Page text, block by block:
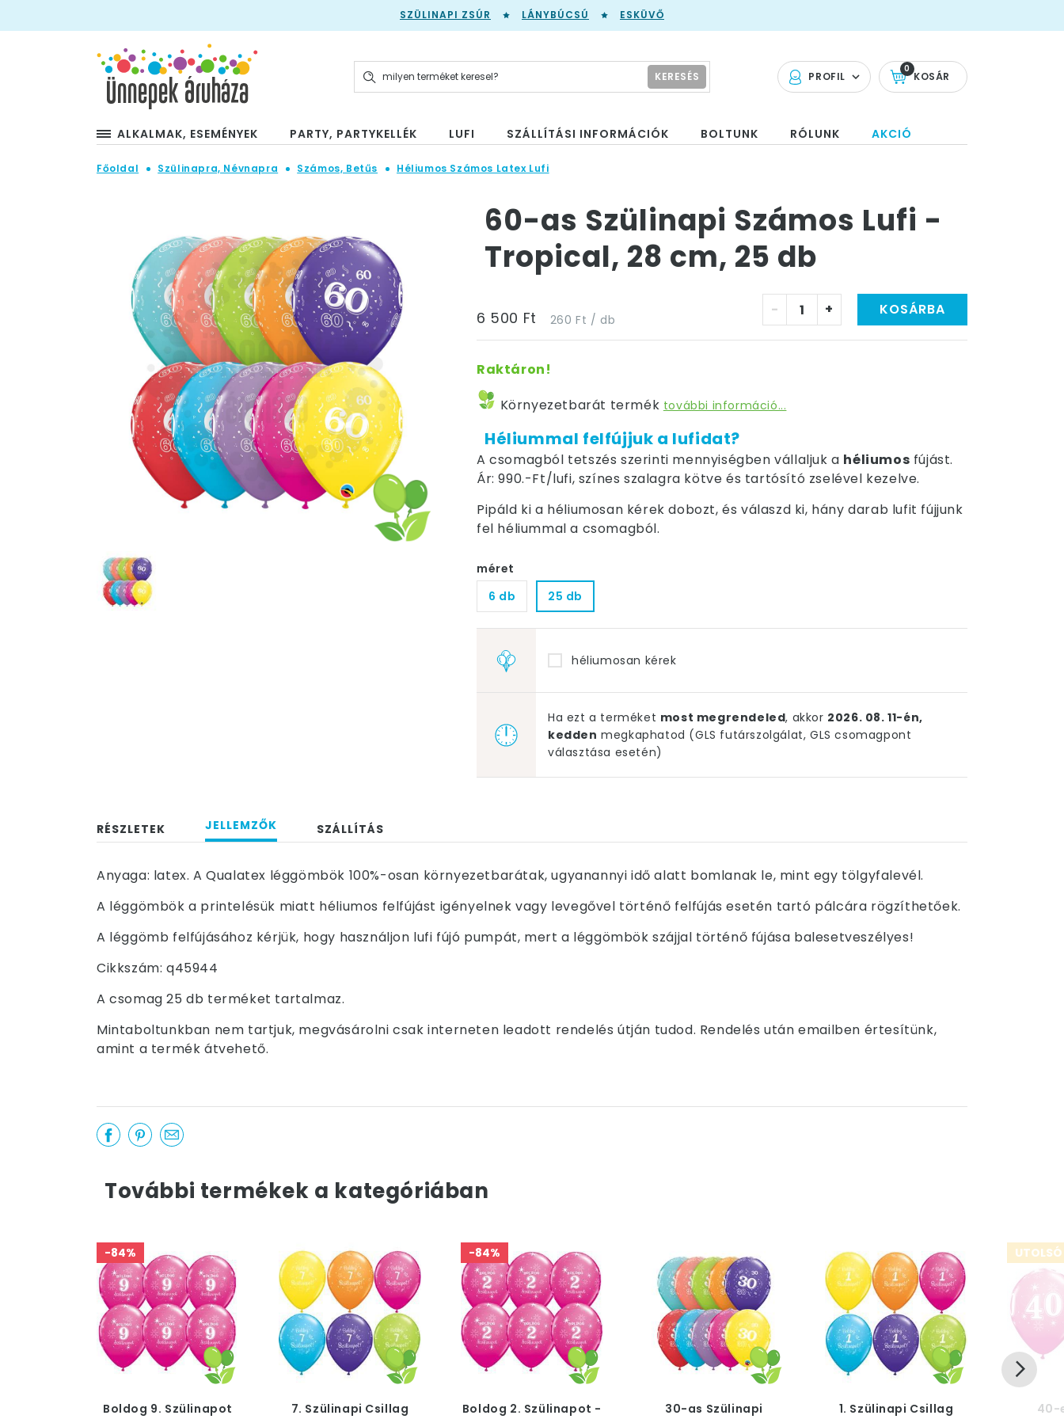
SZÜLINAPI ZSÚR LÁNYBÚCSÚ ESKÜVŐ
PROFIL KOSÁR
0
KERESÉS
ALKALMAK, ESEMÉNYEK PARTY, PARTYKELLÉK LUFI SZÁLLÍTÁSI INFORMÁCIÓK BOLTUNK RÓLUNK AKCIÓ
Főoldal Szülinapra, Névnapra Számos, Betűs Héliumos Számos Latex Lufi
60-as Szülinapi Számos Lufi -
Tropical, 28 cm, 25 db
6 500 Ft 260 Ft / db
- + KOSÁRBA
Raktáron!
Környezetbarát termék további információ...
Héliummal felfújjuk a lufidat?
A csomagból tetszés szerinti mennyiségben vállaljuk a héliumos fújást.
Ár: 990.-Ft/lufi, színes szalagra kötve és tartósító zselével kezelve.
Pipáld ki a héliumosan kérek dobozt, és válaszd ki, hány darab lufit fújjunk
fel héliummal a csomagból.
méret
6 db
25 db
héliumosan kérek
Ha ezt a terméket most megrendeled, akkor 2026. 08. 11-én,
kedden megkaphatod (GLS futárszolgálat, GLS csomagpont
választása esetén)
RÉSZLETEK JELLEMZŐK SZÁLLÍTÁS
Anyaga: latex. A Qualatex léggömbök 100%-osan környezetbarátak, ugyanannyi idő alatt bomlanak le, mint egy tölgyfalevél.
A léggömbök a printelésük miatt héliumos felfújást igényelnek vagy levegővel történő felfújás esetén tartó pálcára rögzíthetőek.
A léggömb felfújásához kérjük, hogy használjon lufi fújó pumpát, mert a léggömbök szájjal történő fújása balesetveszélyes!
Cikkszám: q45944
A csomag 25 db terméket tartalmaz.
Mintaboltunkban nem tartjuk, megvásárolni csak interneten leadott rendelés útján tudod. Rendelés után emailben értesítünk,
amint a termék átvehető.
További termékek a kategóriában
-84%
Boldog 9. Szülinapot
7. Szülinapi Csillag
-84%
Boldog 2. Szülinapot -
30-as Szülinapi
1. Szülinapi Csillag
40-